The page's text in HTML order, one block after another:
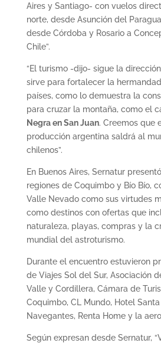
Aires y Santiago- con vuelos
norte, desde Asunción del
desde Córdoba y Rosario a
Chile”.
“El turismo -dijo- sigue la
sirve para fortalecer la
países, como lo demuestra la
para cruzar la montaña, como el
Negra en San Juan. Creemos que
producción argentina saldrá al
chilenos”.
En Buenos Aires, Sernatur
regiones de Coquimbo y Bío Bío,
Valle Nevado como sus virtudes
como destinos con ofertas que
naturaleza, playas, compras y la
mundial del astroturismo.
Durante el encuentro estuvieron
de Viajes Sol del Sur, Asociación
Valle y Cordillera, Cámara de
Coquimbo, CL Mundo, Hotel
Navegantes, Renta Home y la
Según expresan desde Sernatur,